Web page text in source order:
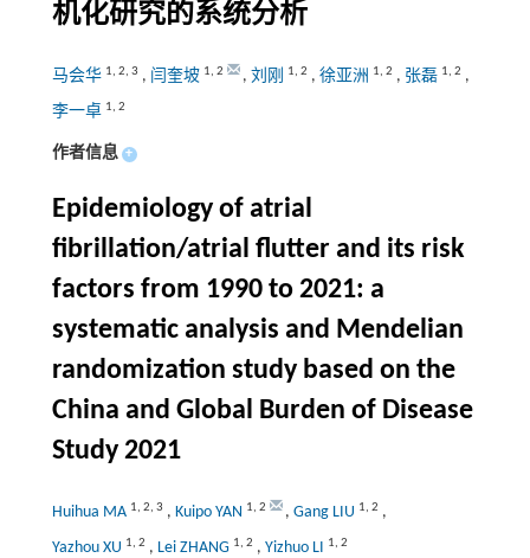
机化研究的系统分析
马会华 1, 2, 3 , 闫奎坡 1, 2 , 刘刚 1, 2 , 徐亚洲 1, 2 , 张磊 1, 2 ,
李一卓 1, 2
作者信息 +
Epidemiology of atrial
fibrillation/atrial flutter and its risk
factors from 1990 to 2021: a
systematic analysis and Mendelian
randomization study based on the
China and Global Burden of Disease
Study 2021
Huihua MA 1, 2, 3 , Kuipo YAN 1, 2 , Gang LIU 1, 2 ,
Yazhou XU 1, 2 , Lei ZHANG 1, 2 , Yizhuo LI 1, 2